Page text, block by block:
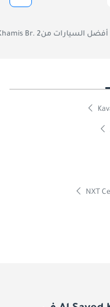
أفضل السيارات منAl Sayed Khamis Br. 2